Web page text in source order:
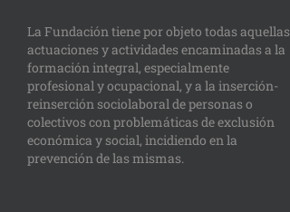
La Fundación tiene por objeto todas aquellas
actuaciones y actividades encaminadas a la
formación integral, especialmente
profesional y ocupacional, y a la inserción-
reinserción sociolaboral de personas o
colectivos con problemáticas de exclusión
económica y social, incidiendo en la
prevención de las mismas.